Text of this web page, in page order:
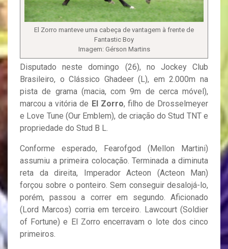
El Zorro manteve uma cabeça de vantagem à frente de
Fantastic Boy
Imagem: Gérson Martins
Disputado neste domingo (26), no Jockey Club
Brasileiro, o Clássico Ghadeer (L), em 2.000m na
pista de grama (macia, com 9m de cerca móvel),
marcou a vitória de El Zorro, filho de Drosselmeyer
e Love Tune (Our Emblem), de criação do Stud TNT e
propriedade do Stud B L.
Conforme esperado, Fearofgod (Mellon Martini)
assumiu a primeira colocação. Terminada a diminuta
reta da direita, Imperador Acteon (Acteon Man)
forçou sobre o ponteiro. Sem conseguir desalojá-lo,
porém, passou a correr em segundo. Aficionado
(Lord Marcos) corria em terceiro. Lawcourt (Soldier
of Fortune) e El Zorro encerravam o lote dos cinco
primeiros.